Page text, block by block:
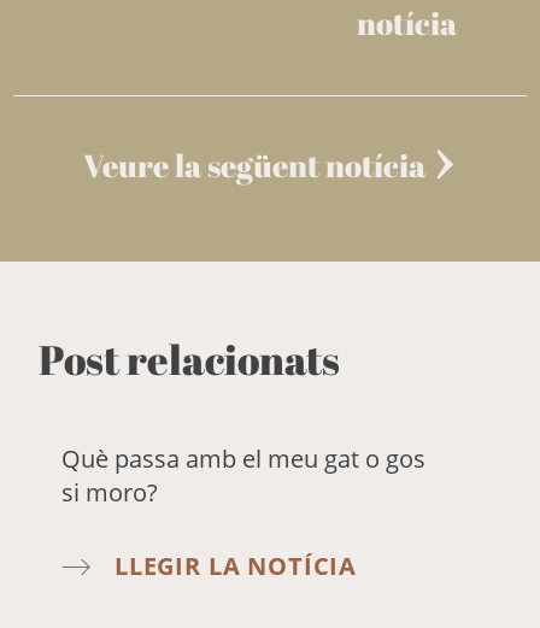
notícia
Veure la següent notícia
Post relacionats
Què passa amb el meu gat o gos
si moro?
LLEGIR LA NOTÍCIA